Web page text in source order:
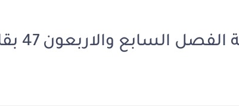
السابع والاربعون 47 بقلم رونق